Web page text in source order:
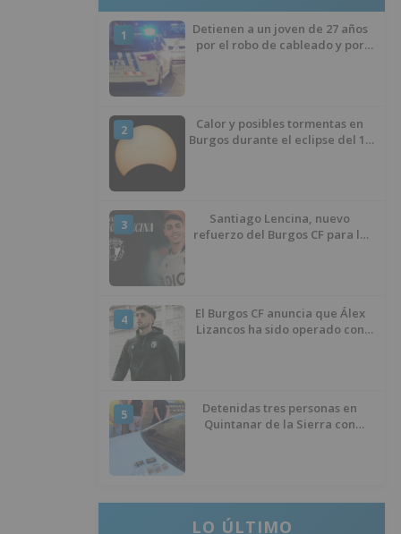
1
Detienen a un joven de 27 años
por el robo de cableado y por
2
Calor y posibles tormentas en
Burgos durante el eclipse del 12
3
Santiago Lencina, nuevo
refuerzo del Burgos CF para la
4
El Burgos CF anuncia que Álex
Lizancos ha sido operado con
5
Detenidas tres personas en
Quintanar de la Sierra con
LO ÚLTIMO